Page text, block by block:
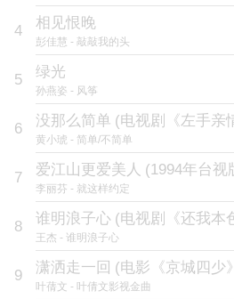
4 相见恨晚
彭佳慧 - 敲敲我的头
5 绿光
孙燕姿 - 风筝
6 没那么简单 (电视剧《左手亲
黄小琥 - 简单/不简单
7 爱江山更爱美人 (1994年台视版电视
李丽芬 - 就这样约定
8 谁明浪子心 (电视剧《还我本
王杰 - 谁明浪子心
9 潇洒走一回 (电影《京城四少
叶蒨文 - 叶倩文影视金曲